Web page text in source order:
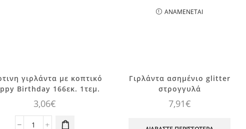
γιρλάντα με κοπτικό
Birthday 166εκ. 1τεμ.
3,06€
ΑΝΑΜΈΝΕΤΑΙ
Γιρλάντα ασημένιο glitter
στρογγυλά
7,91€